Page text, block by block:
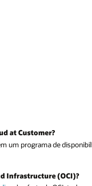
at Customer?
um programa de
Infrastructure (OCI)?